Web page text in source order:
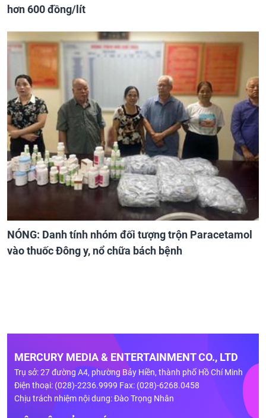
hơn 600 đồng/lít
NÓNG: Danh tính nhóm đối tượng trộn Paracetamol
vào thuốc Đông y, nổ chữa bách bệnh
MERCURY MEDIA & ENTERTAINMENT CO., LTD
Trụ sở: 27 đường A4, phường Bảy Hiền, thành phố Hồ Chí Minh
Điện thoại: (028)-2236.9999 Fax: (028)-6268.0458
Chịu trách nhiệm nội dung: Đào Trọng Nhân